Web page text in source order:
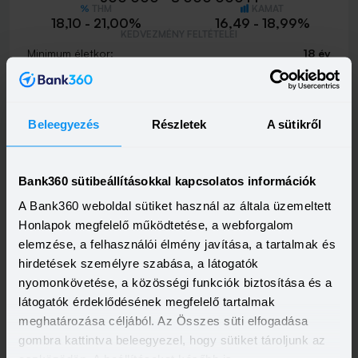
Beleegyezés Részletek A sütikről
Bank360 sütibeállításokkal kapcsolatos információk
A Bank360 weboldal sütiket használ az általa üzemeltett
Honlapok megfelelő működtetése, a webforgalom
elemzése, a felhasználói élmény javítása, a tartalmak és
hirdetések személyre szabása, a látogatók
nyomonkövetése, a közösségi funkciók biztosítása és a
látogatók érdeklődésének megfelelő tartalmak
meghatározása céljából. Az Összes süti elfogadása
gombra kattintva beleegyezel, hogy sütiket tároljunk az
18,10 - 21,00% 16,49 - 18,99%
Minimum életkor:
18 év
Minimum munkaviszony:
3 hónap
Minimum jövedelem:
214 662 Ft
Visszahívást szeretnék
MBH Személyi Kölcsön 400+
HITELÖSSZEG
500 000 - 15 000 000 Ft
10,00 - 19,80% 9,39 - 17,99%
KEDVEZMÉNY FELTÉTELEI
Minimum életkor:
Minimum munkaviszony:
3 hónap
Minimum jövedelem:
400 000 Ft